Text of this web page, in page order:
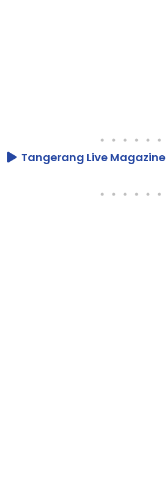
Tangerang Live Magazine